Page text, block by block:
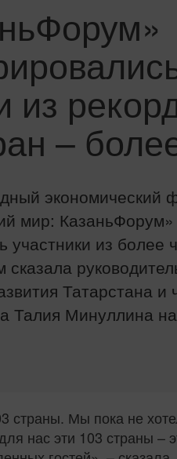
из
–
экономический
мир: КазаньФорум»
участники из более
сказала
Татарстана и
Талия Минуллина
страны. Мы пока не
нас эти 103 страны –